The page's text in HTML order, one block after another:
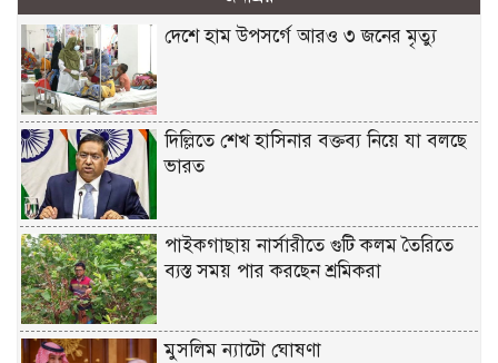
দেশে হাম উপসর্গে আরও ৩ জনের মৃত্যু
দিল্লিতে শেখ হাসিনার বক্তব্য নিয়ে যা বলছে
ভারত
পাইকগাছায় নার্সারীতে গুটি কলম তৈরিতে
ব্যস্ত সময় পার করছেন শ্রমিকরা
মুসলিম ন্যাটো ঘোষণা